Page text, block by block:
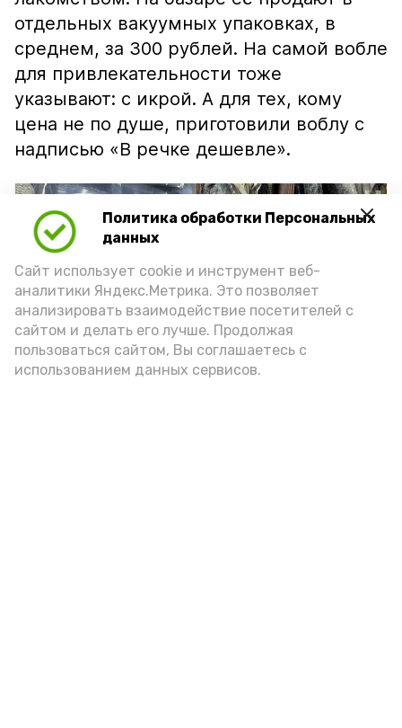
Политика обработки Персональных
данных
Сайт использует cookie и инструмент веб-
аналитики Яндекс.Метрика. Это позволяет
анализировать взаимодействие посетителей с
сайтом и делать его лучше. Продолжая
пользоваться сайтом, Вы соглашаетесь с
использованием данных сервисов.
отдельных вакуумных упаковках, в
среднем, за 300 рублей. На самой вобле
для привлекательности тоже
указывают: с икрой. А для тех, кому
цена не по душе, приготовили воблу с
надписью «В речке дешевле».